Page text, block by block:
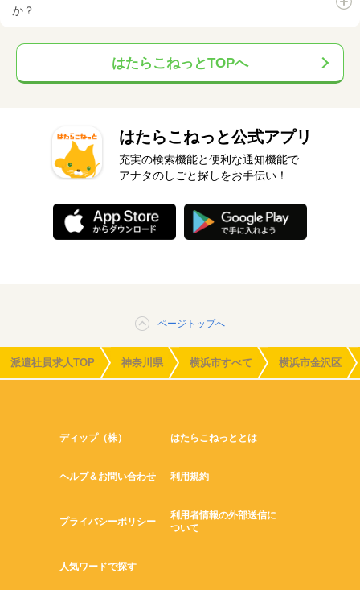
か？
はたらこねっとTOPへ
はたらこねっと公式アプリ
充実の検索機能と便利な通知機能で
アナタのしごと探しをお手伝い！
ページトップへ
派遣社員求人TOP 神奈川県 横浜市すべて 横浜市金沢区
ディップ（株） はたらこねっととは
ヘルプ＆お問い合わせ 利用規約
プライバシーポリシー
利用者情報の外部送信に
ついて
人気ワードで探す